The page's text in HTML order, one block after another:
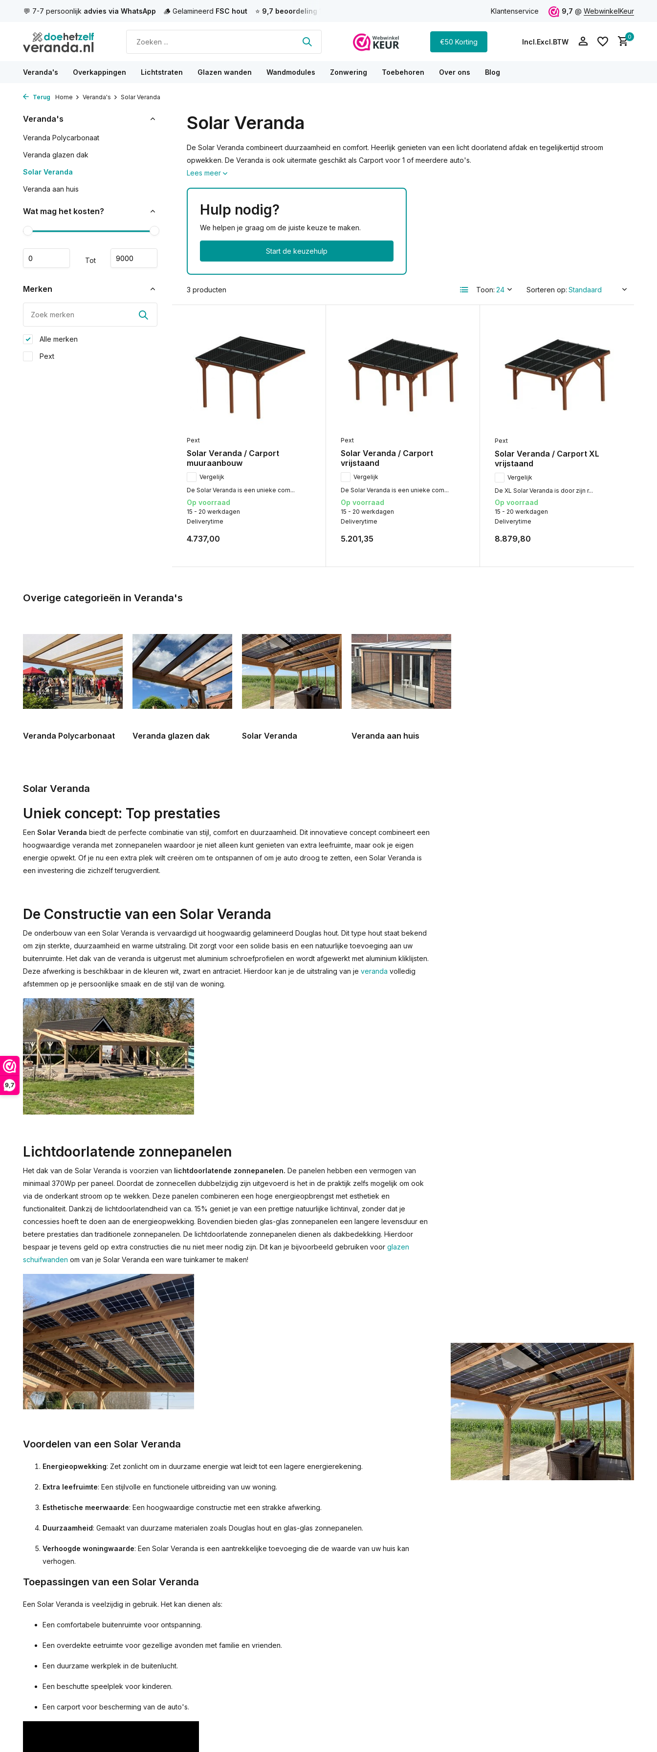
9,7
🪵 GelamineerdFSC hout ⭐9,7 beoordeling100+ reviews 💰Bespaar tot 75%t.o.v. een aannemer advies via WhatsAppKlantenservice 9,7 @ WebwinkelKeur
€50 Korting Incl.Excl.BTW
0
Veranda's Overkappingen Lichtstraten Glazen wanden Wandmodules Zonwering Toebehoren Over ons Blog
Terug Home Veranda's Solar Veranda
Veranda's
Veranda Polycarbonaat
Veranda glazen dak
Solar Veranda
Veranda aan huis
Wat mag het kosten?
Tot
Merken
Alle merken
Pext
Solar Veranda
De Solar Veranda combineert duurzaamheid en comfort. Heerlijk genieten van een licht doorlatend afdak en tegelijkertijd stroom
opwekken. De Veranda is ook uitermate geschikt als Carport voor 1 of meerdere auto's.
Lees meer
Hulp nodig?
We helpen je graag om de juiste keuze te maken.
Start de keuzehulp
3 producten Toon: Sorteren op:
Pext
Solar Veranda / Carport
muuraanbouw
Vergelijk
De Solar Veranda is een unieke com...
Op voorraad
15 - 20 werkdagen
Deliverytime
4.737,00
Pext
Solar Veranda / Carport
vrijstaand
Vergelijk
De Solar Veranda is een unieke com...
Op voorraad
15 - 20 werkdagen
Deliverytime
5.201,35
Pext
Solar Veranda / Carport XL
vrijstaand
Vergelijk
De XL Solar Veranda is door zijn r...
Op voorraad
15 - 20 werkdagen
Deliverytime
8.879,80
Overige categorieën in Veranda's
Veranda Polycarbonaat Veranda glazen dak Solar Veranda Veranda aan huis
Solar Veranda
Uniek concept: Top prestaties
Een Solar Veranda biedt de perfecte combinatie van stijl, comfort en duurzaamheid. Dit innovatieve concept combineert een
hoogwaardige veranda met zonnepanelen waardoor je niet alleen kunt genieten van extra leefruimte, maar ook je eigen
energie opwekt. Of je nu een extra plek wilt creëren om te ontspannen of om je auto droog te zetten, een Solar Veranda is
een investering die zichzelf terugverdient.
De Constructie van een Solar Veranda
De onderbouw van een Solar Veranda is vervaardigd uit hoogwaardig gelamineerd Douglas hout. Dit type hout staat bekend
om zijn sterkte, duurzaamheid en warme uitstraling. Dit zorgt voor een solide basis en een natuurlijke toevoeging aan uw
buitenruimte. Het dak van de veranda is uitgerust met aluminium schroefprofielen en wordt afgewerkt met aluminium kliklijsten.
Deze afwerking is beschikbaar in de kleuren wit, zwart en antraciet. Hierdoor kan je de uitstraling van je veranda volledig
afstemmen op je persoonlijke smaak en de stijl van de woning.
Lichtdoorlatende zonnepanelen
Het dak van de Solar Veranda is voorzien van lichtdoorlatende zonnepanelen. De panelen hebben een vermogen van
minimaal 370Wp per paneel. Doordat de zonnecellen dubbelzijdig zijn uitgevoerd is het in de praktijk zelfs mogelijk om ook
via de onderkant stroom op te wekken. Deze panelen combineren een hoge energieopbrengst met esthetiek en
functionaliteit. Dankzij de lichtdoorlatendheid van ca. 15% geniet je van een prettige natuurlijke lichtinval, zonder dat je
concessies hoeft te doen aan de energieopwekking. Bovendien bieden glas-glas zonnepanelen een langere levensduur en
betere prestaties dan traditionele zonnepanelen. De lichtdoorlatende zonnepanelen dienen als dakbedekking. Hierdoor
bespaar je tevens geld op extra constructies die nu niet meer nodig zijn. Dit kan je bijvoorbeeld gebruiken voor glazen
schuifwanden om van je Solar Veranda een ware tuinkamer te maken!
Voordelen van een Solar Veranda
Energieopwekking: Zet zonlicht om in duurzame energie wat leidt tot een lagere energierekening.
Extra leefruimte: Een stijlvolle en functionele uitbreiding van uw woning.
Esthetische meerwaarde: Een hoogwaardige constructie met een strakke afwerking.
Duurzaamheid: Gemaakt van duurzame materialen zoals Douglas hout en glas-glas zonnepanelen.
Verhoogde woningwaarde: Een Solar Veranda is een aantrekkelijke toevoeging die de waarde van uw huis kan
verhogen.
Toepassingen van een Solar Veranda
Een Solar Veranda is veelzijdig in gebruik. Het kan dienen als:
Een comfortabele buitenruimte voor ontspanning.
Een overdekte eetruimte voor gezellige avonden met familie en vrienden.
Een duurzame werkplek in de buitenlucht.
Een beschutte speelplek voor kinderen.
Een carport voor bescherming van de auto's.